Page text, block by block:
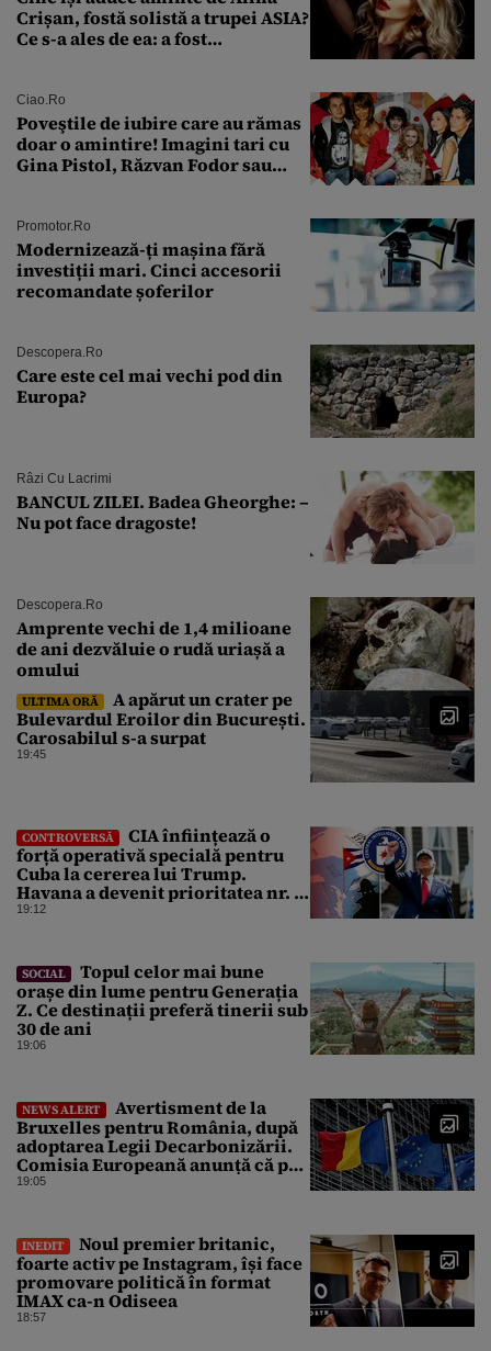
Crișan, fostă solistă a trupei ASIA?
Ce s-a ales de ea: a fost
Ciao.ro
Poveştile de iubire care au rămas
doar o amintire! Imagini tari cu
Gina Pistol, Răzvan Fodor sau
Promotor.ro
Modernizează-ți mașina fără
investiții mari. Cinci accesorii
recomandate șoferilor
Descopera.ro
Care este cel mai vechi pod din
Europa?
Râzi Cu Lacrimi
BANCUL ZILEI. Badea Gheorghe: –
Nu pot face dragoste!
Descopera.ro
Amprente vechi de 1,4 milioane
de ani dezvăluie o rudă uriașă a
omului
ULTIMA ORĂ
A apărut un crater pe
Bulevardul Eroilor din București.
Carosabilul s-a surpat
19:45
CONTROVERSĂ
CIA înființează o
forță operativă specială pentru
Cuba la cererea lui Trump.
Havana a devenit prioritatea nr. 1
alături de China, Iran și Rusia
19:12
SOCIAL
Topul celor mai bune
orașe din lume pentru Generația
Z. Ce destinații preferă tinerii sub
30 de ani
19:06
NEWS ALERT
Avertisment de la
Bruxelles pentru România, după
adoptarea Legii Decarbonizării.
Comisia Europeană anunță că pot
fi „consecințe financiare”
19:05
INEDIT
Noul premier britanic,
foarte activ pe Instagram, își face
promovare politică în format
IMAX ca-n Odiseea
18:57